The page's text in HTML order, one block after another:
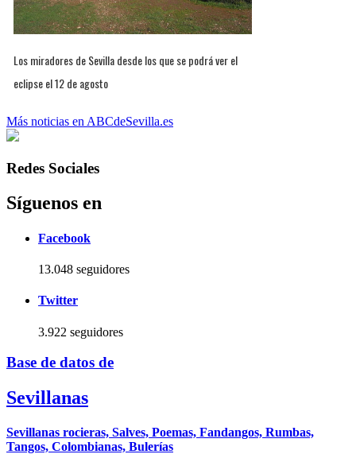
Los miradores de Sevilla desde los que se podrá ver el
eclipse el 12 de agosto
Más noticias en ABCdeSevilla.es
Redes Sociales
Síguenos en
Facebook
13.048 seguidores
Twitter
3.922 seguidores
Base de datos de
Sevillanas
Sevillanas rocieras, Salves, Poemas, Fandangos, Rumbas,
Tangos, Colombianas, Bulerías